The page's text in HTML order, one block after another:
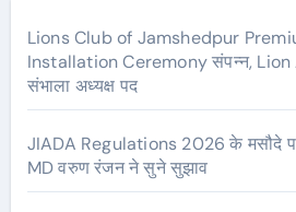
Lions Club of Jamshedpur
Installation Ceremony संपन्न,
संभाला अध्यक्ष पद
JIADA Regulations 2026 के मसौदे
MD वरुण रंजन ने सुने सुझाव